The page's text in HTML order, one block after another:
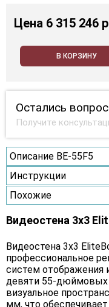
Цена 6 315 246
В КОРЗИНУ
Остались
Получите
Описание BE-55F5
Инструкции
Похожие
Видеостена 3x3
Видеостена 3х3
профессиональное
систем отображения
девяти 55-дюймовых
визуальное
мм, что